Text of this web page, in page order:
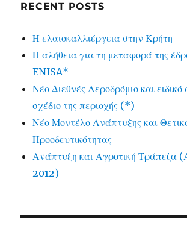
RECENT POSTS
Η ελαιοκαλλιέργεια στην Κρήτη
Η αλήθεια για τη μεταφορά της
ENISA*
Νέο Διεθνές Αεροδρόμιο και
σχέδιο της περιοχής (*)
Νέο Μοντέλο Ανάπτυξης και
Προοδευτικότητας
Ανάπτυξη και Αγροτική Τράπεζα
2012)